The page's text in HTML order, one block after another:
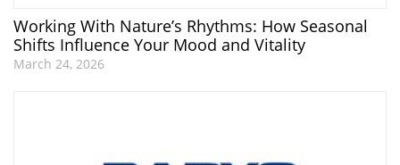
Working With Nature’s Rhythms: How Seasonal
Shifts Influence Your Mood and Vitality
March 24, 2026